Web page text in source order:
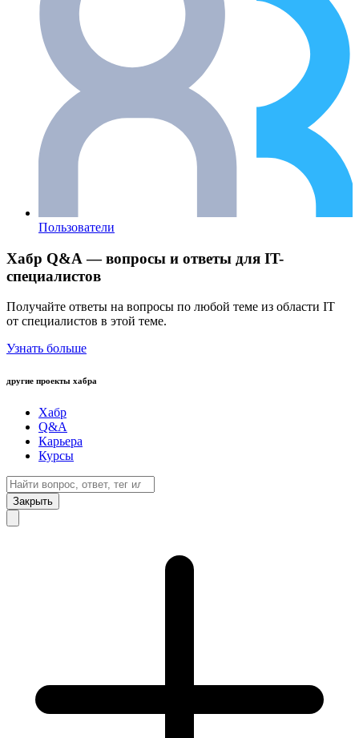
Пользователи
Хабр Q&A — вопросы и ответы для IT-
специалистов
Получайте ответы на вопросы по любой теме из области IT
от специалистов в этой теме.
Узнать больше
другие проекты хабра
Хабр
Q&A
Карьера
Курсы
Закрыть